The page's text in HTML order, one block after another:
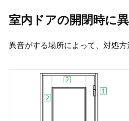
室内ドアの開閉時に
異音がする場所によって、対処方